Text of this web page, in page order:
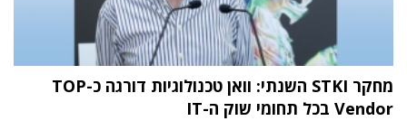
מחקר STKI השנתי: וואן טכנולוגיות דורגה כ-TOP
Vendor בכל תחומי שוק ה-IT